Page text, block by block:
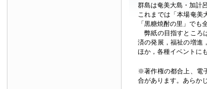
群島は奄美大島・加計
これまでは「本場奄美
「黒糖焼酎の里」でも
弊紙の目指すところ
済の発展，福祉の増進
ほか，各種イベントに
※著作権の都合上、 電
合があります。あらか